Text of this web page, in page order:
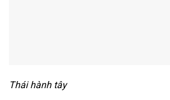
Thái hành tây